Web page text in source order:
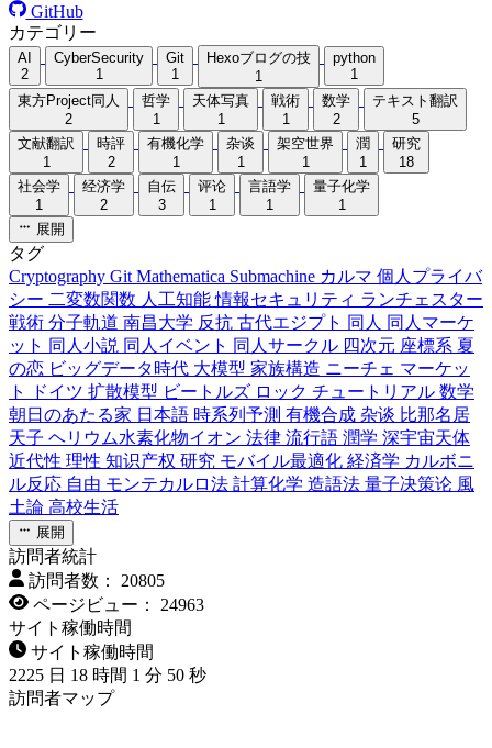
GitHub
カテゴリー
AI
2
CyberSecurity
1
Git
1
Hexoブログの技
1
python
1
東方Project同人
2
哲学
1
天体写真
1
戦術
1
数学
2
テキスト翻訳
5
文献翻訳
1
時評
2
有機化学
1
杂谈
1
架空世界
1
潤
1
研究
18
社会学
1
经济学
2
自伝
3
评论
1
言語学
1
量子化学
1
展開
タグ
Cryptography Git Mathematica Submachine カルマ 個人プライバ
シー 二変数関数 人工知能情報セキュリティ ランチェスター
戦術 分子軌道 南昌大学 反抗 古代エジプト 同人 同人マーケ
ット 同人小説 同人イベント 同人サークル 四次元 座標系 夏
の恋 ビッグデータ時代 大模型 家族構造 ニーチェ マーケッ
ト
ドイツ 扩散模型 ビートルズ ロック チュートリアル 数学
朝日のあたる家 日本語 時系列予測 有機合成 杂谈 比那名居
天子 ヘリウム水素化物イオン 法律 流行語 潤学 深宇宙天体
近代性 理性 知识产权 研究 モバイル最適化 経済学 カルボニ
ル反応 自由 モンテカルロ法 計算化学 造語法 量子决策论 風
土論 高校生活
展開
訪問者統計
訪問者数：
20805
ページビュー：
24963
サイト稼働時間
サイト稼働時間
2225 日 18 時間 1 分 51 秒
訪問者マップ